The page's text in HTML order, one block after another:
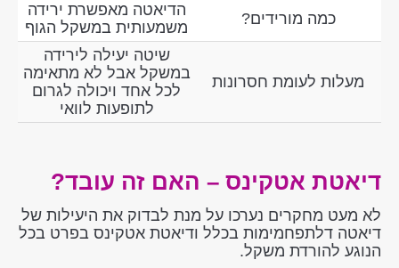
כמה מורידים?
הדיאטה מאפשרת ירידה
משמעותית במשקל הגוף
מעלות לעומת חסרונות
שיטה יעילה לירידה
במשקל אבל לא מתאימה
לכל אחד ויכולה לגרום
לתופעות לוואי
דיאטת אטקינס – האם זה עובד?
לא מעט מחקרים נערכו על מנת לבדוק את היעילות של
דיאטה דלתפחמימות בכלל ודיאטת אטקינס בפרט בכל
הנוגע להורדת משקל.